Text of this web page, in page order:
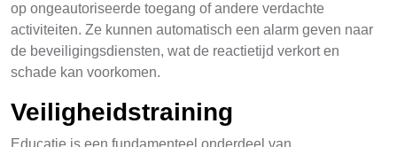
op ongeautoriseerde toegang of andere verdachte
activiteiten. Ze kunnen automatisch een alarm geven naar
de beveiligingsdiensten, wat de reactietijd verkort en
schade kan voorkomen.
Veiligheidstraining
Educatie is een fundamenteel onderdeel van